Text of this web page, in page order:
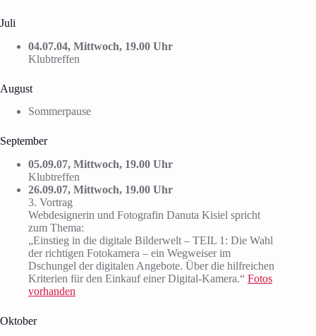
Juli
04.07.04, Mittwoch, 19.00 Uhr
Klubtreffen
August
Sommerpause
September
05.09.07, Mittwoch, 19.00 Uhr
Klubtreffen
26.09.07, Mittwoch, 19.00 Uhr
3. Vortrag
Webdesignerin und Fotografin Danuta Kisiel spricht
zum Thema:
„Einstieg in die digitale Bilderwelt – TEIL 1: Die Wahl
der richtigen Fotokamera – ein Wegweiser im
Dschungel der digitalen Angebote. Über die hilfreichen
Kriterien für den Einkauf einer Digital-Kamera.“ Fotos
vorhanden
Oktober